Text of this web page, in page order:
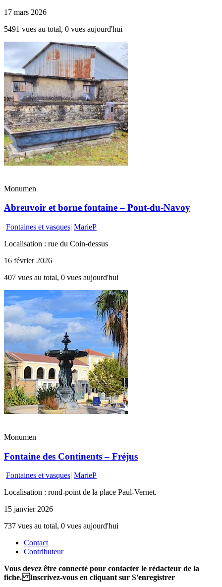
17 mars 2026
5491 vues au total, 0 vues aujourd'hui
Monumen
Abreuvoir et borne fontaine – Pont-du-Navoy
Fontaines et vasques| MarieP
Localisation : rue du Coin-dessus
16 février 2026
407 vues au total, 0 vues aujourd'hui
Monumen
Fontaine des Continents – Fréjus
Fontaines et vasques| MarieP
Localisation : rond-point de la place Paul-Vernet.
15 janvier 2026
737 vues au total, 0 vues aujourd'hui
Contact
Contributeur
Vous devez être connecté pour contacter le rédacteur de la
fiche. Inscrivez-vous en cliquant sur S'enregistrer